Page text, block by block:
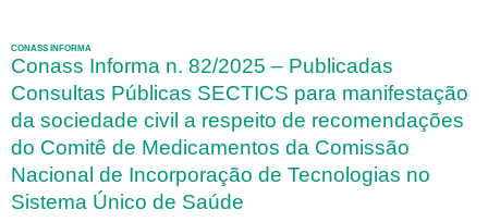
CONASS INFORMA
Conass Informa n. 82/2025 – Publicadas
Consultas Públicas SECTICS para manifestação
da sociedade civil a respeito de recomendações
do Comitê de Medicamentos da Comissão
Nacional de Incorporação de Tecnologias no
Sistema Único de Saúde